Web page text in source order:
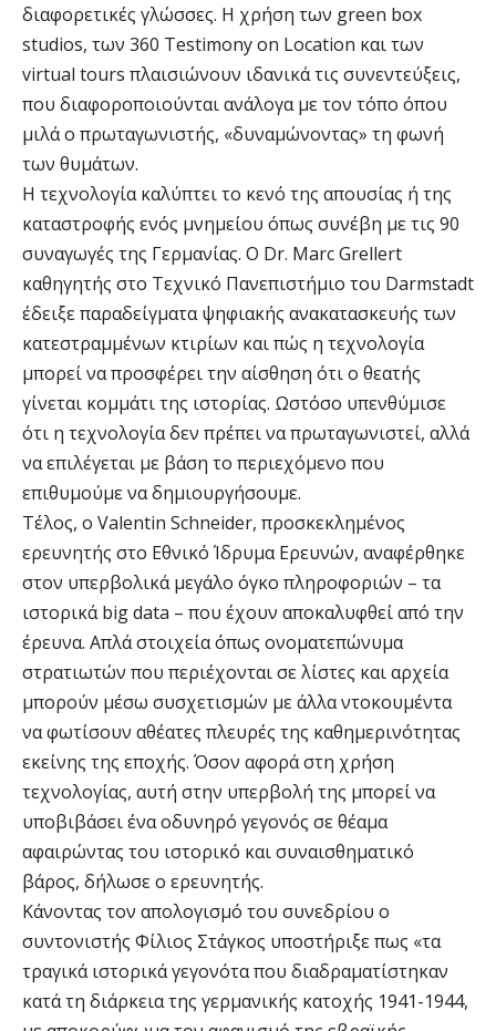
διαφορετικές γλώσσες. Η χρήση των green box
studios, των 360 Testimony on Location και των
virtual tours πλαισιώνουν ιδανικά τις συνεντεύξεις,
που διαφοροποιούνται ανάλογα με τον τόπο όπου
μιλά ο πρωταγωνιστής, «δυναμώνοντας» τη φωνή
των θυμάτων.
Η τεχνολογία καλύπτει το κενό της απουσίας ή της
καταστροφής ενός μνημείου όπως συνέβη με τις 90
συναγωγές της Γερμανίας. Ο Dr. Marc Grellert
καθηγητής στο Τεχνικό Πανεπιστήμιο του Darmstadt
έδειξε παραδείγματα ψηφιακής ανακατασκευής των
κατεστραμμένων κτιρίων και πώς η τεχνολογία
μπορεί να προσφέρει την αίσθηση ότι ο θεατής
γίνεται κομμάτι της ιστορίας. Ωστόσο υπενθύμισε
ότι η τεχνολογία δεν πρέπει να πρωταγωνιστεί, αλλά
να επιλέγεται με βάση το περιεχόμενο που
επιθυμούμε να δημιουργήσουμε.
Τέλος, ο Valentin Schneider, προσκεκλημένος
ερευνητής στο Εθνικό Ίδρυμα Ερευνών, αναφέρθηκε
στον υπερβολικά μεγάλο όγκο πληροφοριών – τα
ιστορικά big data – που έχουν αποκαλυφθεί από την
έρευνα. Απλά στοιχεία όπως ονοματεπώνυμα
στρατιωτών που περιέχονται σε λίστες και αρχεία
μπορούν μέσω συσχετισμών με άλλα ντοκουμέντα
να φωτίσουν αθέατες πλευρές της καθημερινότητας
εκείνης της εποχής. Όσον αφορά στη χρήση
τεχνολογίας, αυτή στην υπερβολή της μπορεί να
υποβιβάσει ένα οδυνηρό γεγονός σε θέαμα
αφαιρώντας του ιστορικό και συναισθηματικό
βάρος, δήλωσε ο ερευνητής.
Κάνοντας τον απολογισμό του συνεδρίου ο
συντονιστής Φίλιος Στάγκος υποστήριξε πως «τα
τραγικά ιστορικά γεγονότα που διαδραματίστηκαν
κατά τη διάρκεια της γερμανικής κατοχής 1941-1944,